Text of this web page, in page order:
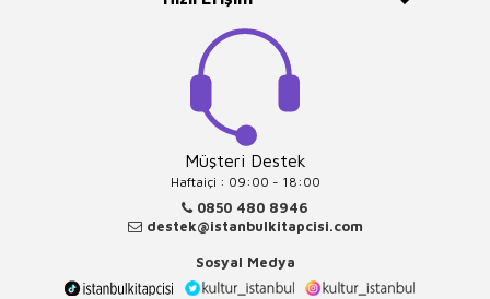
Müşteri Destek
Haftaiçi : 09:00 - 18:00
0850 480 8946
destek@istanbulkitapcisi.com
Sosyal Medya